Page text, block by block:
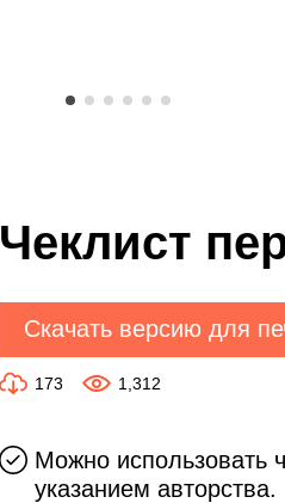
Чеклист
Скачать версию для
173 1,312
Можно использовать
указанием авторства.